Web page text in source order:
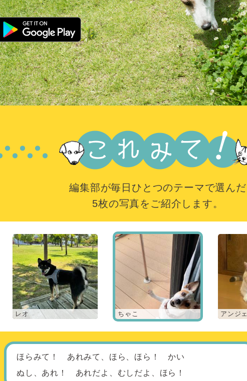
編集部が毎日ひとつのテーマで選んだ
5枚の写真をご紹介します。
レオ ちゃこ アンジェ
ほらみて！ あれみて、ほら、ほら！ かい
ぬし、あれ！ あれだよ、むしだよ、ほら！